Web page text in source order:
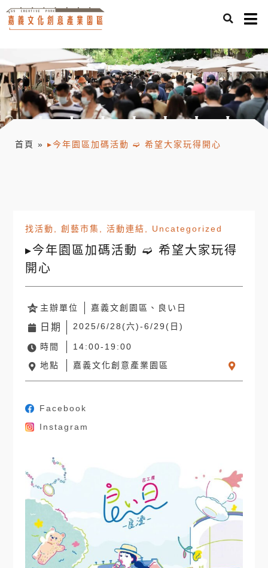
首頁 » ▸今年園區加碼活動 ➫ 希望大家玩得開心
找活動,創藝市集,活動連結, Uncategorized
▸今年園區加碼活動 ➫ 希望大家玩得
開心
主辦單位 嘉義文創園區、良い日
日期 2025/6/28(六)-6/29(日)
時間
14:00-19:00
地點
嘉義文化創意產業園區
Facebook
Instagram